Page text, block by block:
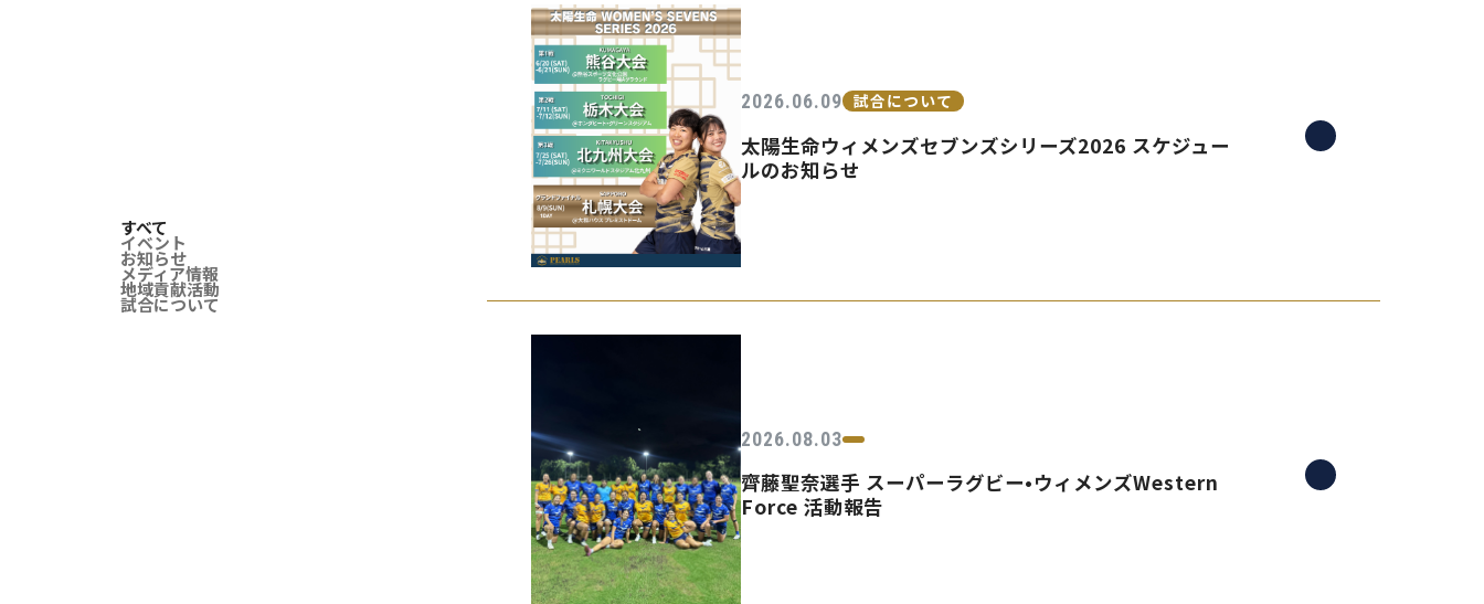
すべて
イベント
お知らせ
メディア情報
地域貢献活動
試合について
2026.06.09 試合について
太陽生命ウィメンズセブンズシリーズ2026 スケジュー
ルのお知らせ
2026.08.03
齊藤聖奈選手 スーパーラグビー•ウィメンズWestern
Force 活動報告